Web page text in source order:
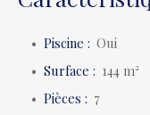
Piscine : Oui
Surface : 144m²
Pièces : 7